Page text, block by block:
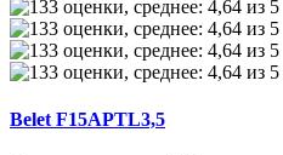
Belet F15APTL3,5